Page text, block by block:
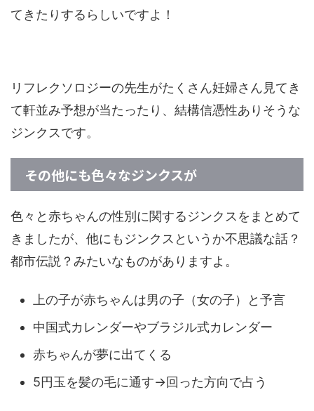
てきたりするらしいですよ！
リフレクソロジーの先生がたくさん妊婦さん見てき
て軒並み予想が当たったり、結構信憑性ありそうな
ジンクスです。
その他にも色々なジンクスが
色々と赤ちゃんの性別に関するジンクスをまとめて
きましたが、他にもジンクスというか不思議な話？
都市伝説？みたいなものがありますよ。
上の子が赤ちゃんは男の子（女の子）と予言
中国式カレンダーやブラジル式カレンダー
赤ちゃんが夢に出てくる
5円玉を髪の毛に通す→回った方向で占う